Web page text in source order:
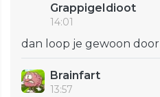
GrappigeIdioot
14:01
dan loop je gewoon door
Brainfart
13:57